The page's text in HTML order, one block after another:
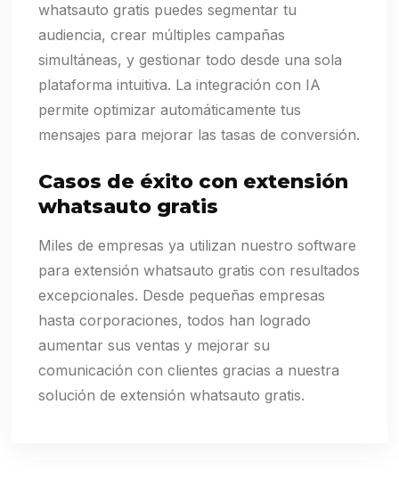
whatsauto gratis puedes segmentar tu
audiencia, crear múltiples campañas
simultáneas, y gestionar todo desde una sola
plataforma intuitiva. La integración con IA
permite optimizar automáticamente tus
mensajes para mejorar las tasas de conversión.
Casos de éxito con extensión
whatsauto gratis
Miles de empresas ya utilizan nuestro software
para extensión whatsauto gratis con resultados
excepcionales. Desde pequeñas empresas
hasta corporaciones, todos han logrado
aumentar sus ventas y mejorar su
comunicación con clientes gracias a nuestra
solución de extensión whatsauto gratis.